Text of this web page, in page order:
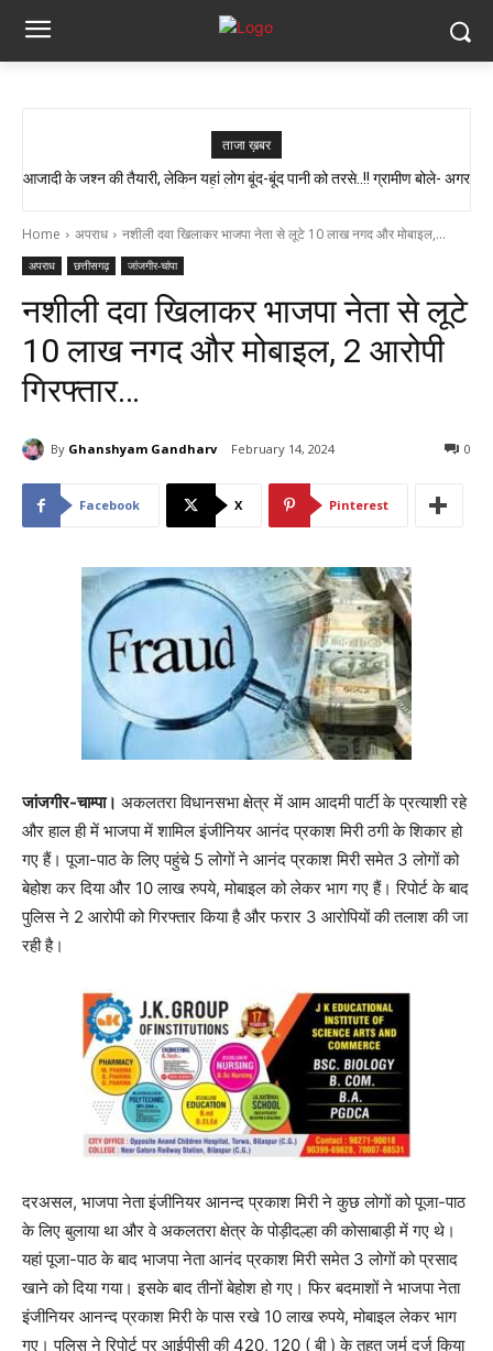
ताजा ख़बर
आजादी के जश्न की तैयारी, लेकिन यहां लोग बूंद-बूंद पानी को तरसे..!! ग्रामीण बोले- अगर
Home अपराध नशीली दवा खिलाकर भाजपा नेता से लूटे 10 लाख नगद और मोबाइल,...
अपराध छत्तीसगढ़ जांजगीर-चांपा
नशीली दवा खिलाकर भाजपा नेता से लूटे
10 लाख नगद और मोबाइल, 2 आरोपी
गिरफ्तार…
By Ghanshyam Gandharv February 14, 2024 0
Facebook X Pinterest
जांजगीर-चाम्पा। अकलतरा विधानसभा क्षेत्र में आम आदमी पार्टी के प्रत्याशी रहे
और हाल ही में भाजपा में शामिल इंजीनियर आनंद प्रकाश मिरी ठगी के शिकार हो
गए हैं। पूजा-पाठ के लिए पहुंचे 5 लोगों ने आनंद प्रकाश मिरी समेत 3 लोगों को
बेहोश कर दिया और 10 लाख रुपये, मोबाइल को लेकर भाग गए हैं। रिपोर्ट के बाद
पुलिस ने 2 आरोपी को गिरफ्तार किया है और फरार 3 आरोपियों की तलाश की जा
रही है।
दरअसल, भाजपा नेता इंजीनियर आनन्द प्रकाश मिरी ने कुछ लोगों को पूजा-पाठ
के लिए बुलाया था और वे अकलतरा क्षेत्र के पोड़ीदल्हा की कोसाबाड़ी में गए थे।
यहां पूजा-पाठ के बाद भाजपा नेता आनंद प्रकाश मिरी समेत 3 लोगों को प्रसाद
खाने को दिया गया। इसके बाद तीनों बेहोश हो गए। फिर बदमाशों ने भाजपा नेता
इंजीनियर आनन्द प्रकाश मिरी के पास रखे 10 लाख रुपये, मोबाइल लेकर भाग
गए। पुलिस ने रिपोर्ट पर आईपीसी की 420, 120 ( बी ) के तहत जुर्म दर्ज किया